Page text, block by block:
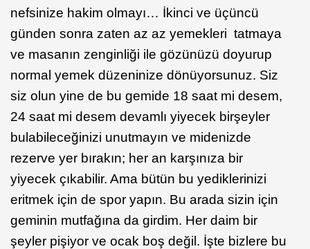
nefsinize hakim olmayı… İkinci ve üçüncü
günden sonra zaten az az yemekleri tatmaya
ve masanın zenginliği ile gözünüzü doyurup
normal yemek düzeninize dönüyorsunuz. Siz
siz olun yine de bu gemide 18 saat mi desem,
24 saat mi desem devamlı yiyecek birşeyler
bulabileceğinizi unutmayın ve midenizde
rezerve yer bırakın; her an karşınıza bir
yiyecek çıkabilir. Ama bütün bu yediklerinizi
eritmek için de spor yapın. Bu arada sizin için
geminin mutfağına da girdim. Her daim bir
şeyler pişiyor ve ocak boş değil. İşte bizlere bu